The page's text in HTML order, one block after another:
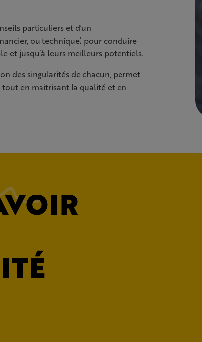
particuliers et d’un
ou technique) pour conduire
et jusqu’à leurs meilleurs potentiels.
des singularités de chacun, permet
en maitrisant la qualité et en